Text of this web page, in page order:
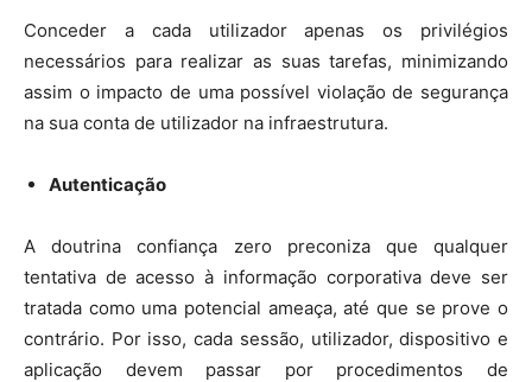
Conceder a cada utilizador apenas os privilégios
necessários para realizar as suas tarefas, minimizando
assim o impacto de uma possível violação de segurança
na sua conta de utilizador na infraestrutura.
Autenticação
A doutrina confiança zero preconiza que qualquer
tentativa de acesso à informação corporativa deve ser
tratada como uma potencial ameaça, até que se prove o
contrário. Por isso, cada sessão, utilizador, dispositivo e
aplicação devem passar por procedimentos de